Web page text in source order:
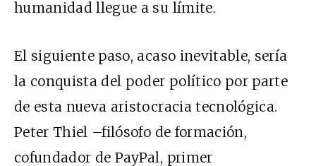
humanidad llegue a su límite.
El siguiente paso, acaso inevitable, sería
la conquista del poder político por parte
de esta nueva aristocracia tecnológica.
Peter Thiel –filósofo de formación,
cofundador de PayPal, primer